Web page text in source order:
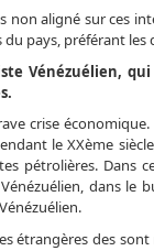
non aligné sur ces
pays, préférant
Vénézuélien,
crise
le XXème
pétrolières. Dans
dans
étrangères des